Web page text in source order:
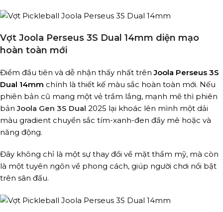
Vợt Joola Perseus 3S Dual 14mm diện mạo
hoàn toàn mới
Điểm đầu tiên và dễ nhận thấy nhất trênJoola Perseus 3S
Dual 14mm chính là thiết kế màu sắc hoàn toàn mới. Nếu
phiên bản cũ mang một vẻ trầm lắng, mạnh mẽ thì phiên
bảnJoola Gen 3S Dual 2025 lại khoác lên mình một dải
màu gradient chuyển sắc tím-xanh-đen đầy mê hoặc và
năng động.
Đây không chỉ là một sự thay đổi về mặt thẩm mỹ, mà còn
là một tuyên ngôn về phong cách, giúp người chơi nổi bật
trên sân đấu.